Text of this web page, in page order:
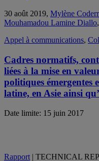
30 août 2019, Mylène
Mouhamadou Lamine Diallo,
Appel à communications,
Cadres normatifs,
liées à la mise en
politiques émergentes
latine, en Asie ainsi
Date limite: 15 juin 2017
Rapport | TECHNICAL